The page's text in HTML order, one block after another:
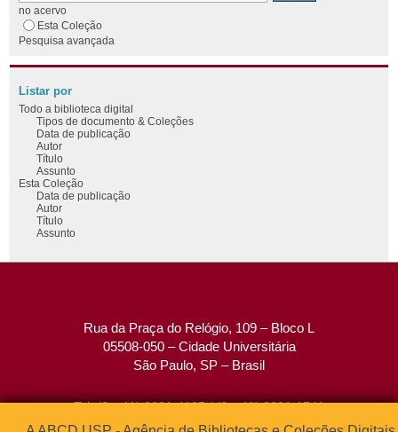
no acervo
Esta Coleção
Pesquisa avançada
Listar por
Todo a biblioteca digital
Tipos de documento & Coleções
Data de publicação
Autor
Título
Assunto
Esta Coleção
Data de publicação
Autor
Título
Assunto
Rua da Praça do Relógio, 109 – Bloco L
05508-050 – Cidade Universitária
São Paulo, SP – Brasil
Tel: (0xx11) 3091-4195 / (0xx11) 3091-1541
Fax: (0xx11) 3091-1567